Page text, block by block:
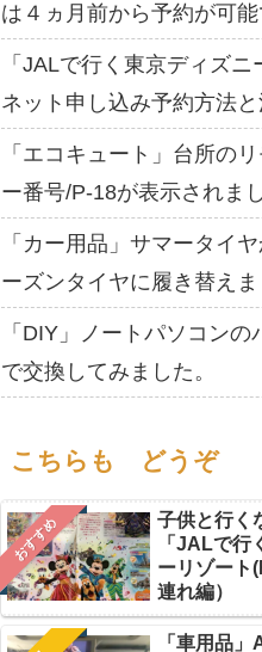
は４ヵ月前から予約が可能
「JALで行く東京ディズニ
ネット申し込み予約方法と
「エコキュート」台所の
ー番号/P-18が表示されま
「カー用品」サマータイ
ーズンタイヤに履き替えま
「DIY」ノートパソコン
で交換してみました。
こちらも どうぞ
おすすめ
子供と行く
「JALで行
ーリゾート
連れ編）
「車用品